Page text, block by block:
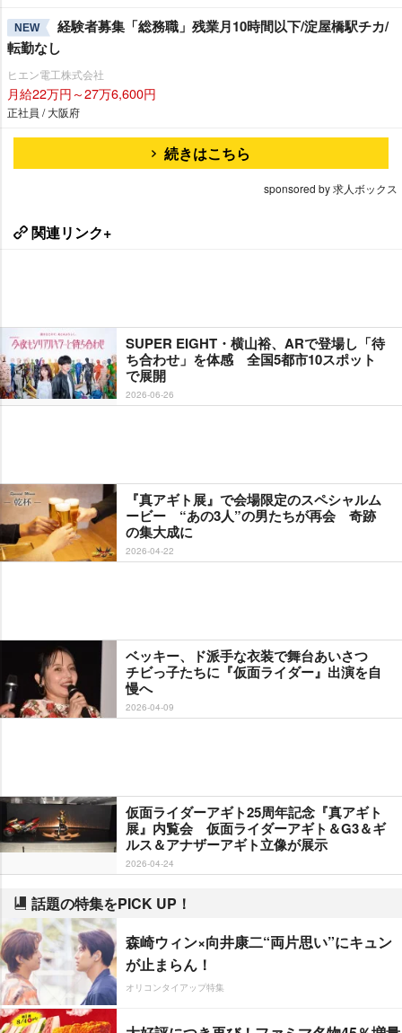
NEW
経験者募集「総務職」残業月10時間以下/淀屋橋駅チカ/
転勤なし
ヒエン電工株式会社
月給22万円～27万6,600円
正社員 / 大阪府
続きはこちら
sponsored by 求人ボックス
関連リンク+
SUPER EIGHT・横山裕、ARで登場し「待
ち合わせ」を体感 全国5都市10スポット
で展開
2026-06-26
『真アギト展』で会場限定のスペシャルム
ービー “あの3人”の男たちが再会 奇跡
の集大成に
2026-04-22
ベッキー、ド派手な衣装で舞台あいさつ
チビっ子たちに『仮面ライダー』出演を自
慢へ
2026-04-09
仮面ライダーアギト25周年記念『真アギト
展』内覧会 仮面ライダーアギト＆G3＆ギ
ルス＆アナザーアギト立像が展示
2026-04-24
話題の特集をPICK UP！
森崎ウィン×向井康二“両片思い”にキュン
が止まらん！
オリコンタイアップ特集